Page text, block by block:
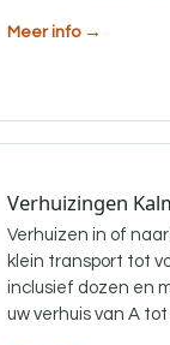
Meer info →
Verhuizingen
Verhuizen in of
klein transport tot
inclusief dozen en
uw verhuis van A tot